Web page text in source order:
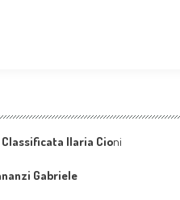
Ilaria Cioni
Gabriele